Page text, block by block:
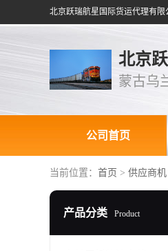
北京
蒙古乌
公司首页
当前位置： 首页 > 供应商机
产品分类 Product